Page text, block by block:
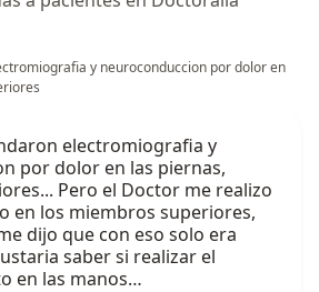
y neuroconduccion por dolor en
electromiografia y
por dolor en las piernas,
Pero el Doctor me realizo
en los miembros superiores,
dijo que con eso solo era
saber si realizar el
en las manos…